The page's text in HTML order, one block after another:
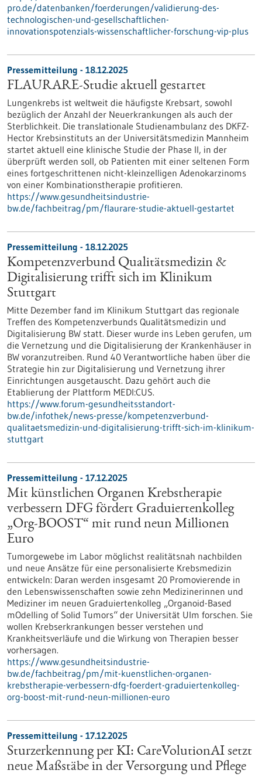
pro.de/datenbanken/foerderungen/validierung-des-
technologischen-und-gesellschaftlichen-
innovationspotenzials-wissenschaftlicher-forschung-vip-plus
Pressemitteilung - 18.12.2025
FLAURARE-Studie aktuell gestartet
Lungenkrebs ist weltweit die häufigste Krebsart, sowohl
bezüglich der Anzahl der Neuerkrankungen als auch der
Sterblichkeit. Die translationale Studienambulanz des DKFZ-
Hector Krebsinstituts an der Universitätsmedizin Mannheim
startet aktuell eine klinische Studie der Phase II, in der
überprüft werden soll, ob Patienten mit einer seltenen Form
eines fortgeschrittenen nicht-kleinzelligen Adenokarzinoms
von einer Kombinationstherapie profitieren.
https://www.gesundheitsindustrie-
bw.de/fachbeitrag/pm/flaurare-studie-aktuell-gestartet
Pressemitteilung - 18.12.2025
Kompetenzverbund Qualitätsmedizin &
Digitalisierung trifft sich im Klinikum
Stuttgart
Mitte Dezember fand im Klinikum Stuttgart das regionale
Treffen des Kompetenzverbunds Qualitätsmedizin und
Digitalisierung BW statt. Dieser wurde ins Leben gerufen, um
die Vernetzung und die Digitalisierung der Krankenhäuser in
BW voranzutreiben. Rund 40 Verantwortliche haben über die
Strategie hin zur Digitalisierung und Vernetzung ihrer
Einrichtungen ausgetauscht. Dazu gehört auch die
Etablierung der Plattform MEDI:CUS.
https://www.forum-gesundheitsstandort-
bw.de/infothek/news-presse/kompetenzverbund-
qualitaetsmedizin-und-digitalisierung-trifft-sich-im-klinikum-
stuttgart
Pressemitteilung - 17.12.2025
Mit künstlichen Organen Krebstherapie
verbessern DFG fördert Graduiertenkolleg
„Org-BOOST“ mit rund neun Millionen
Euro
Tumorgewebe im Labor möglichst realitätsnah nachbilden
und neue Ansätze für eine personalisierte Krebsmedizin
entwickeln: Daran werden insgesamt 20 Promovierende in
den Lebenswissenschaften sowie zehn Medizinerinnen und
Mediziner im neuen Graduiertenkolleg „Organoid-Based
mOdelling of Solid Tumors“ der Universität Ulm forschen. Sie
wollen Krebserkrankungen besser verstehen und
Krankheitsverläufe und die Wirkung von Therapien besser
vorhersagen.
https://www.gesundheitsindustrie-
bw.de/fachbeitrag/pm/mit-kuenstlichen-organen-
krebstherapie-verbessern-dfg-foerdert-graduiertenkolleg-
org-boost-mit-rund-neun-millionen-euro
Pressemitteilung - 17.12.2025
Sturzerkennung per KI: CareVolutionAI setzt
neue Maßstäbe in der Versorgung und Pflege